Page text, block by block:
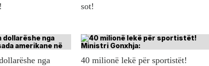
sot!
nga
40 milionë lekë për sportistët!